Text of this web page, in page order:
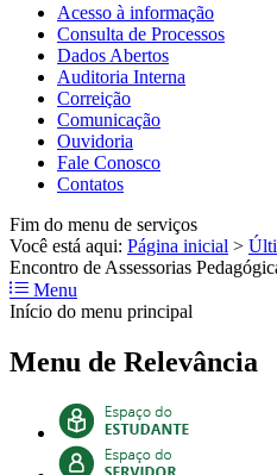
Acesso à informação
Consulta de Processos
Dados Abertos
Auditoria Interna
Correição
Comunicação
Ouvidoria
Fale Conosco
Contatos
Fim do menu de serviços
Você está aqui: Página inicial >
Encontro de Assessorias
Menu
Início do menu principal
Menu de Relevância